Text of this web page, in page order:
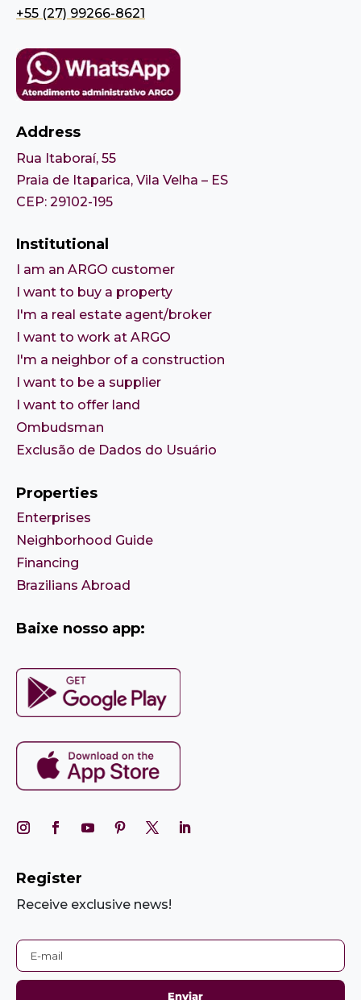
+55 (27) 99266-8621
Address
Rua Itaboraí, 55
Praia de Itaparica, Vila Velha – ES
CEP: 29102-195
Institutional
I am an ARGO customer
I want to buy a property
I'm a real estate agent/broker
I want to work at ARGO
I'm a neighbor of a construction
I want to be a supplier
I want to offer land
Ombudsman
Exclusão de Dados do Usuário
Properties
Enterprises
Neighborhood Guide
Financing
Brazilians Abroad
Baixe nosso app:
Register
Receive exclusive news!